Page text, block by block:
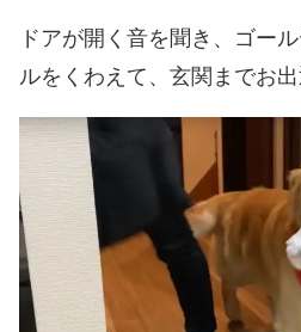
ドアが開く音を聞き、ゴー
ルをくわえて、玄関までお出